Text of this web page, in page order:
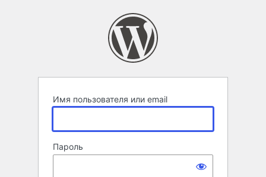
Имя пользователя или email
Пароль